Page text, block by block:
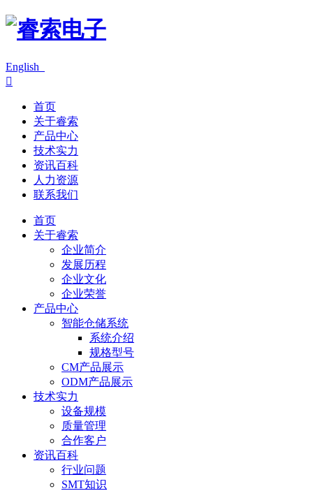
English

首页
关于睿索
产品中心
技术实力
资讯百科
人力资源
联系我们
首页
关于睿索
企业简介
发展历程
企业文化
企业荣誉
产品中心
智能仓储系统
系统介绍
规格型号
CM产品展示
ODM产品展示
技术实力
设备规模
质量管理
合作客户
资讯百科
行业问题
SMT知识